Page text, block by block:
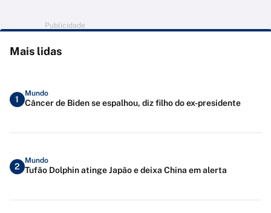
Publicidade
Mais lidas
1
Mundo
Câncer de Biden se espalhou, diz filho do ex-presidente
2
Mundo
Tufão Dolphin atinge Japão e deixa China em alerta